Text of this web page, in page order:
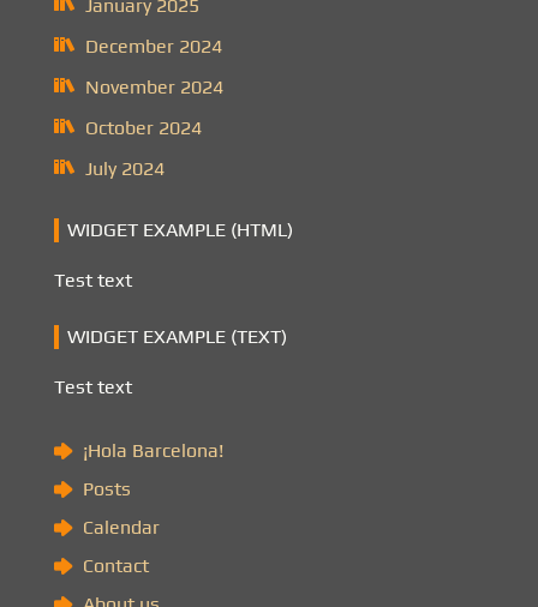
January 2025
December 2024
November 2024
October 2024
July 2024
WIDGET EXAMPLE (HTML)
Test text
WIDGET EXAMPLE (TEXT)
Test text
¡Hola Barcelona!
Posts
Calendar
Contact